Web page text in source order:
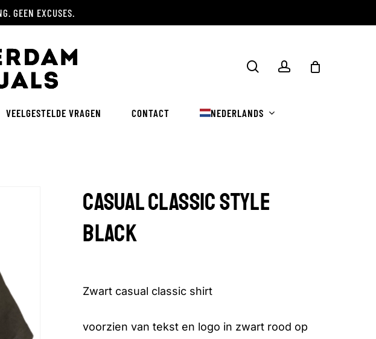
GEEN EXCUSES.
VEELGESTELDE VRAGEN CONTACT NEDERLANDS
Winkelwagen
CASUAL CLASSIC STYLE
BLACK
Zwart casual classic shirt
voorzien van tekst en logo in zwart rood op